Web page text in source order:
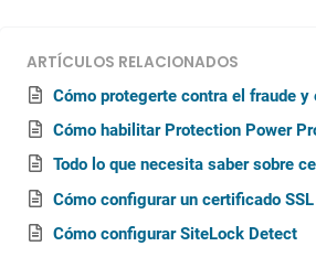
ARTÍCULOS RELACIONADOS
Cómo protegerte contra el fraude y
Cómo habilitar Protection Power
Todo lo que necesita saber sobre
Cómo configurar un certificado
Cómo configurar SiteLock Detect